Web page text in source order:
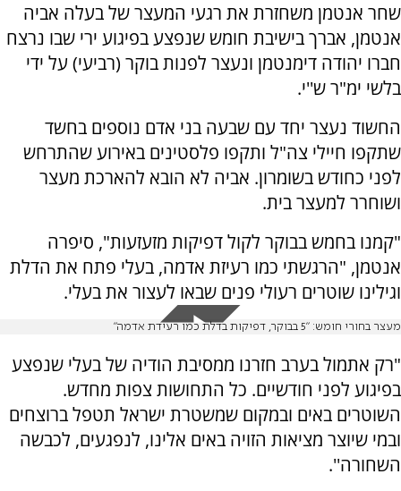
שחר אנטמן משחזרת את רגעי המעצר של בעלה אביה
אנטמן, אברך בישיבת חומש שנפצע בפיגוע ירי שבו נרצח
חברו יהודה דימנטמן ונעצר לפנות בוקר (רביעי) על ידי
בלשי ימ"ר ש''י.
החשוד נעצר יחד עם שבעה בני אדם נוספים בחשד
שתקפו חיילי צה"ל ותקפו פלסטינים באירוע שהתרחש
לפני כחודש בשומרון. אביה לא הובא להארכת מעצר
ושוחרר למעצר בית.
"קמנו בחמש בבוקר לקול דפיקות מזעזעות", סיפרה
אנטמן, "הרגשתי כמו רעיזת אדמה, בעלי פתח את הדלת
וגילינו שוטרים רעולי פנים שבאו לעצור את בעלי.
מעצר בחורי חומש: "5 בבוקר, דפיקות בדלת כמו רעידת אדמה"
"רק אתמול בערב חזרנו ממסיבת הודיה של בעלי שנפצע
בפיגוע לפני חודשיים. כל התחושות צפות מחדש.
השוטרים באים ובמקום שמשטרת ישראל תטפל ברוצחים
ובמי שיוצר מציאות הזויה באים אלינו, לנפגעים, לכבשה
השחורה''.